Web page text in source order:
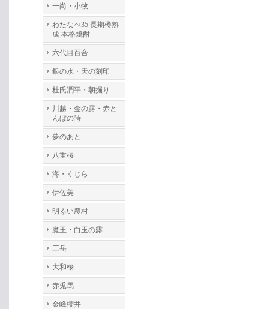
一尚・小牧
わたなべ35 長期樽熟
成 本格焼酎
六代目百合
銀の水・天の刻印
杜氏潤平・朝掘り
川越・金の露・赤と
んぼの詩
夢のあと
八重桜
海・くじら
伊佐美
明るい農村
魔王・白玉の露
三岳
大和桜
赤兎馬
金峰櫻井